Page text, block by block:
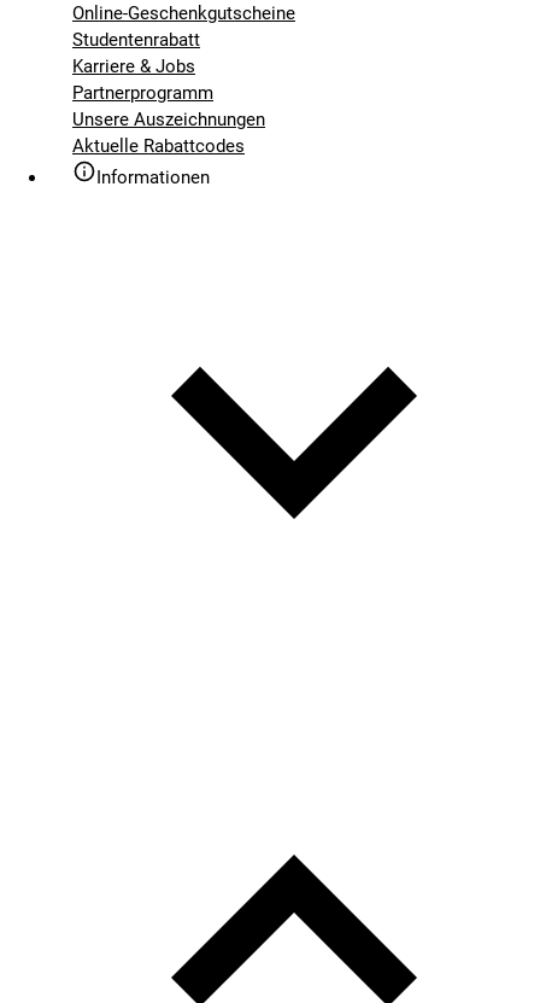
Online-Geschenkgutscheine
Studentenrabatt
Karriere & Jobs
Partnerprogramm
Unsere Auszeichnungen
Aktuelle Rabattcodes
Informationen